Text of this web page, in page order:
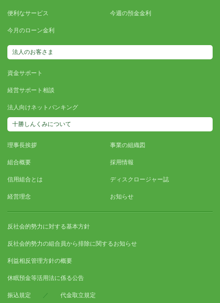
便利なサービス
今月のローン金利
今週の預金金利
法人のお客さま
資金サポート
経営サポート相談
法人向けネットバンキング
十勝しんくみについて
理事長挨拶
組合概要
信用組合とは
経営理念
事業の組織図
採用情報
ディスクロージャー誌
お知らせ
反社会的勢力に対する基本方針
反社会的勢力の組合員から排除に関するお知らせ
利益相反管理方針の概要
休眠預金等活用法に係る公告
振込規定 ／ 代金取立規定